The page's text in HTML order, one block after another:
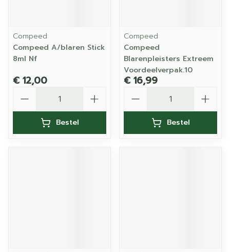
Compeed
Compeed A/blaren Stick
8ml Nf
€ 12,00
Bestel
Compeed
Compeed
Blarenpleisters Extreem
Voordeelverpak.10
€ 16,99
Bestel